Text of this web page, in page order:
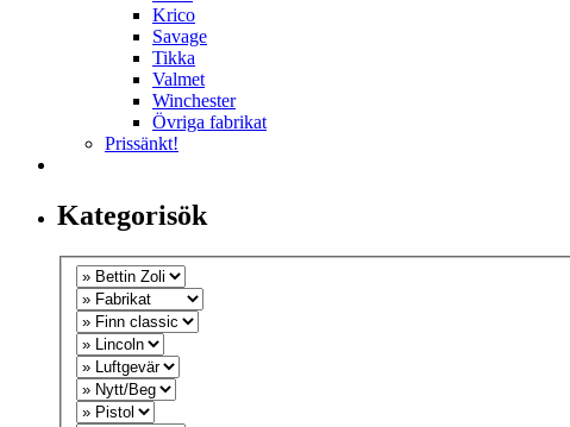
Krico
Savage
Tikka
Valmet
Winchester
Övriga fabrikat
Prissänkt!
Kategorisök